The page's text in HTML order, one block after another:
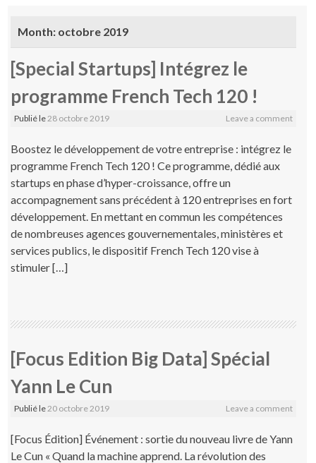
Month: octobre 2019
[Special Startups] Intégrez le
programme French Tech 120 !
Publié le 28 octobre 2019 Leave a comment
Boostez le développement de votre entreprise : intégrez le
programme French Tech 120 ! Ce programme, dédié aux
startups en phase d’hyper-croissance, offre un
accompagnement sans précédent à 120 entreprises en fort
développement. En mettant en commun les compétences
de nombreuses agences gouvernementales, ministères et
services publics, le dispositif French Tech 120 vise à
stimuler […]
[Focus Edition Big Data] Spécial
Yann Le Cun
Publié le 20 octobre 2019 Leave a comment
[Focus Édition] Événement : sortie du nouveau livre de Yann
Le Cun « Quand la machine apprend. La révolution des